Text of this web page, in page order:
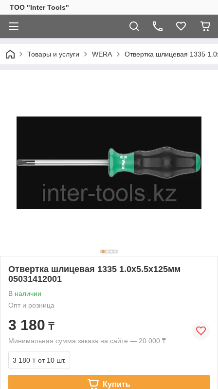
ТОО "Inter Tools"
Товары и услуги WERA Отвертка шлицевая 1335
Отвертка шлицевая 1335 1.0х5.5х125мм
05031412001
В наличии
Опт и розница
3 180 ₸
Минимальная сумма заказа на сайте — 20 000 ₸
3 180 ₸ от 10 шт.
Купить